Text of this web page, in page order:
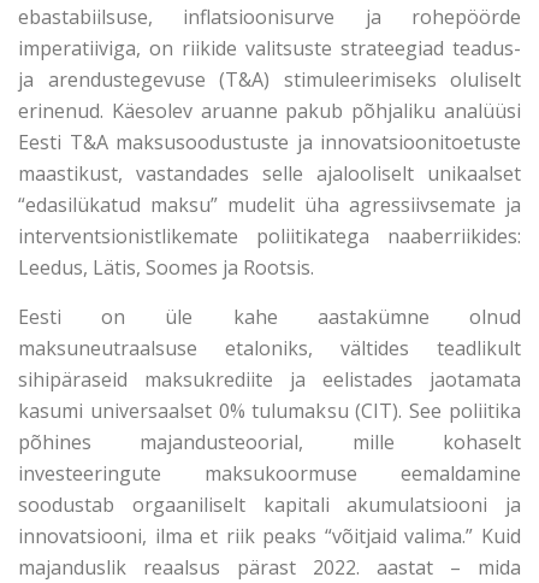
ebastabiilsuse, inflatsioonisurve ja rohepöörde
imperatiiviga, on riikide valitsuste strateegiad teadus-
ja arendustegevuse (T&A) stimuleerimiseks oluliselt
erinenud. Käesolev aruanne pakub põhjaliku analüüsi
Eesti T&A maksusoodustuste ja innovatsioonitoetuste
maastikust, vastandades selle ajalooliselt unikaalset
“edasilükatud maksu” mudelit üha agressiivsemate ja
interventsionistlikemate poliitikatega naaberriikides:
Leedus, Lätis, Soomes ja Rootsis.
Eesti on üle kahe aastakümne olnud
maksuneutraalsuse etaloniks, vältides teadlikult
sihipäraseid maksukrediite ja eelistades jaotamata
kasumi universaalset 0% tulumaksu (CIT). See poliitika
põhines majandusteoorial, mille kohaselt
investeeringute maksukoormuse eemaldamine
soodustab orgaaniliselt kapitali akumulatsiooni ja
innovatsiooni, ilma et riik peaks “võitjaid valima.” Kuid
majanduslik reaalsus pärast 2022. aastat – mida